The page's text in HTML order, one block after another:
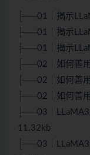
├──01｜揭示
├──01｜揭示
├──01｜揭示
├──02｜如何善
├──02｜如何善
├──02｜如何善
├──03｜
11.32kb
├──03｜